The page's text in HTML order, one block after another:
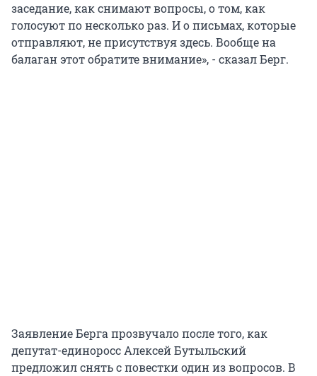
заседание, как снимают вопросы, о том, как
голосуют по несколько раз. И о письмах, которые
отправляют, не присутствуя здесь. Вообще на
балаган этот обратите внимание», - сказал Берг.
Заявление Берга прозвучало после того, как
депутат-единоросс Алексей Бутыльский
предложил снять с повестки один из вопросов. В